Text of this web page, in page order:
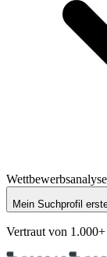
Mein Suchprofil
Vertraut von